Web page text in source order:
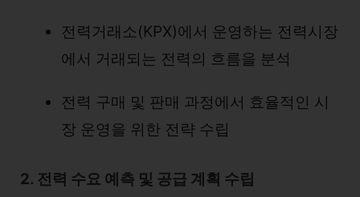
전력거래소(KPX)에서 운영하는 전력시장
에서 거래되는 전력의 흐름을 분석
전력 구매 및 판매 과정에서 효율적인 시
장 운영을 위한 전략 수립
2. 전력 수요 예측 및 공급 계획 수립